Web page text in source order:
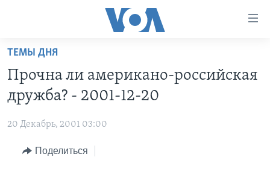
Перейти
основной
контент
Перейти
навигации
ПРОГРАММЫ
НОВОСТИ ЗА МИНУТУ
ИТОГИ
ПРОЕКТЫ
УЧИМ АНГЛИЙСКИЙ
НАША АМЕРИКАНСКАЯ ИСТОРИЯ
ЭКСПЕРТИЗА
ИНТЕРВЬЮ
ТЕМЫ ДНЯ
Прочна ли американо-российская
дружба? - 2001-12-20
20 Декабрь, 2001 03:00
Поделиться